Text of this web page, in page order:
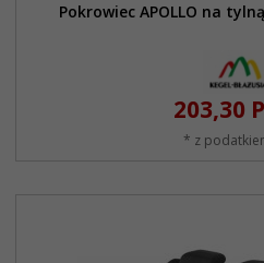
Pokrowiec APOLLO na
203,30
* z